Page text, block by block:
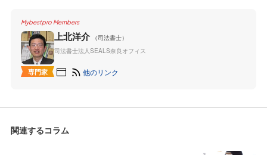
Mybestpro Members
専門家
上北洋介
（司法書士）
司法書士法人SEALS奈良オフィス
他のリンク
関連するコラム